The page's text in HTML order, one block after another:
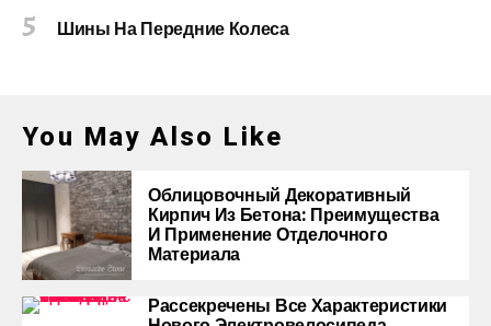
Шины На Передние Колеса
You May Also Like
Облицовочный Декоративный
Кирпич Из Бетона: Преимущества
И Применение Отделочного
Материала
Рассекречены Все Характеристики